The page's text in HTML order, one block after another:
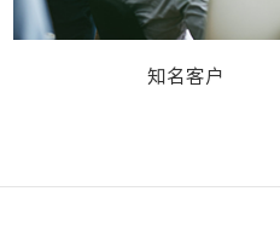
知名客户